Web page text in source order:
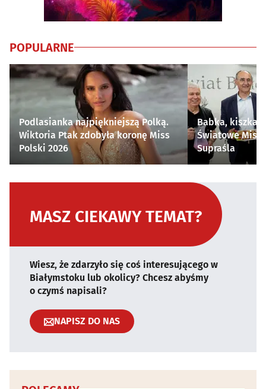
POPULARNE
Podlasianka najpiękniejszą Polką.
Wiktoria Ptak zdobyła koronę Miss
Polski 2026
Babka, kiszka i
Światowe
Supraśla
MASZ CIEKAWY TEMAT?
Wiesz, że zdarzyło się coś interesującego w
Białymstoku lub okolicy? Chcesz abyśmy
o czymś napisali?
NAPISZ DO NAS